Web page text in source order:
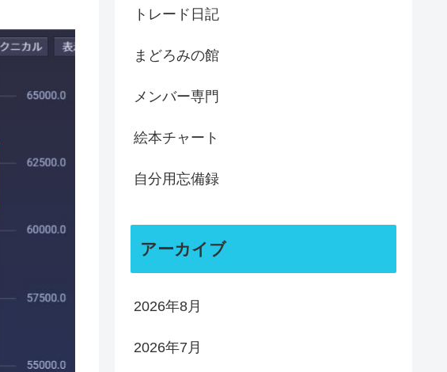
トレード日記
まどろみの館
メンバー専門
絵本チャート
自分用忘備録
アーカイブ
2026年8月
2026年7月